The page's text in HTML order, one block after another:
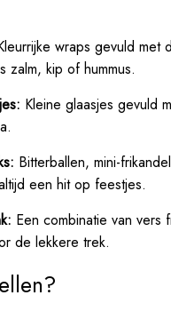
wraps gevuld met
zalm, kip of hummus.
Kleine glaasjes gevuld
Bitterballen, mini-
een hit op feestjes.
Een combinatie van vers
de lekkere trek.